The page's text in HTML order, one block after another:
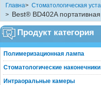
Главна> Стоматологическая
> Best® BD402A
Продукт категория
Полимеризационная лампа
Стоматологические наконечники
Интраоральные камеры